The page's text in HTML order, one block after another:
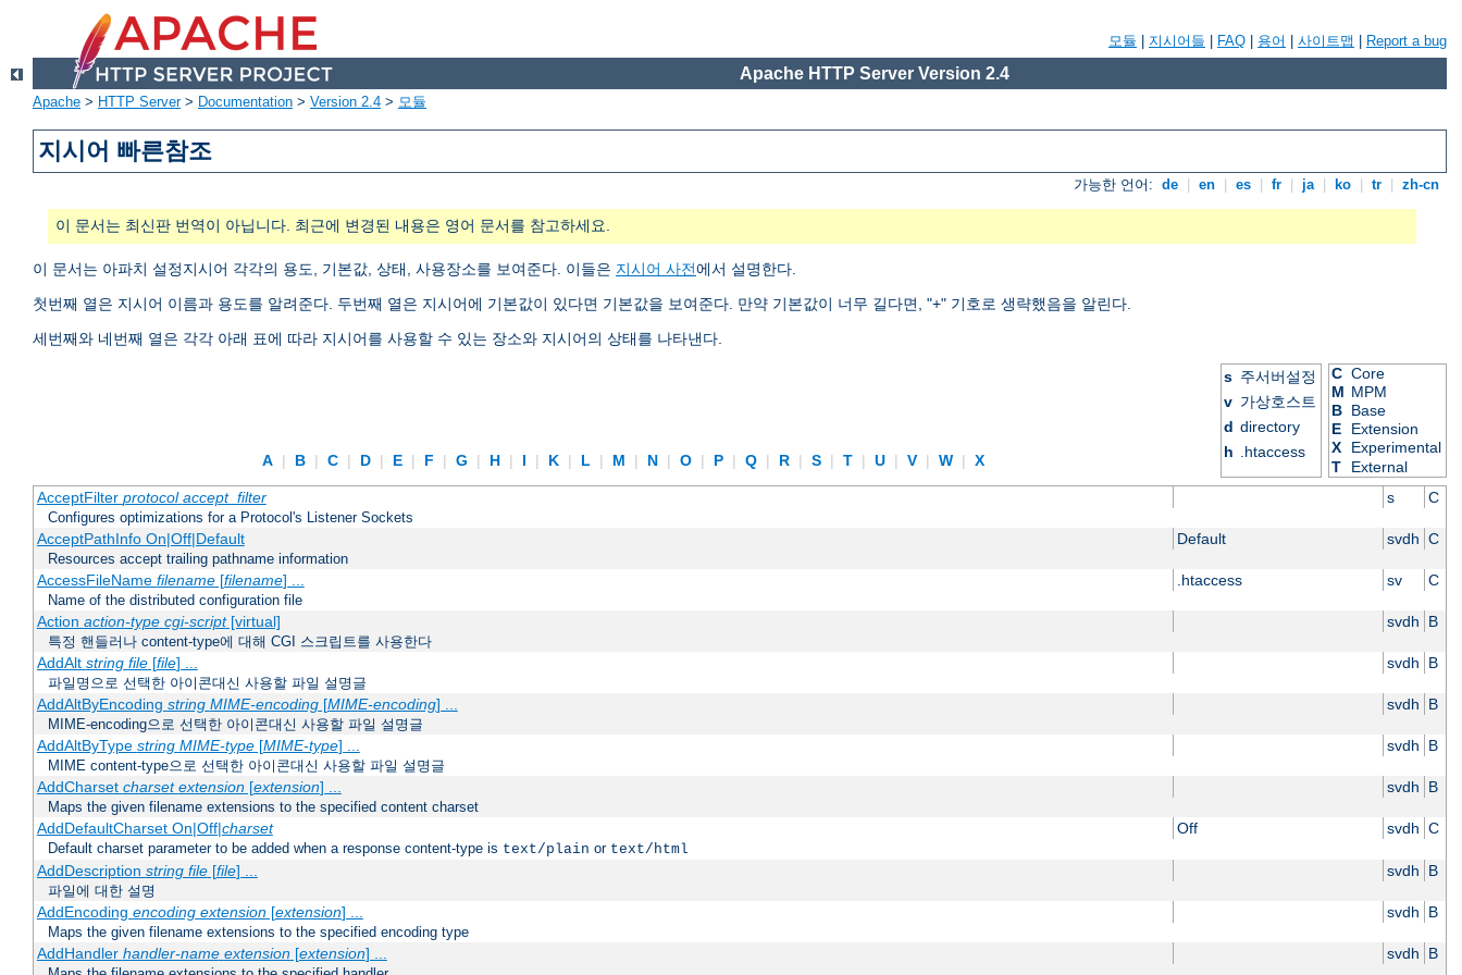
모듈 지시어들 FAQ 용어 사이트맵 Report a bug
Apache HTTP Server Version 2.4
Apache > HTTP Server> Documentation > Version 2.4 > 모듈
지시어 빠른참조
가능한 언어: de en es fr ja ko tr zh-cn
이 문서는 최신판 번역이 아닙니다. 최근에 변경된 내용은 영어 문서를 참고하세요.
이 문서는 아파치 설정지시어 각각의 용도, 기본값, 상태, 사용장소를 보여준다. 이들은 지시어 사전에서 설명한다.
첫번째 열은 지시어 이름과 용도를 알려준다. 두번째 열은 지시어에 기본값이 있다면 기본값을 보여준다. 만약 기본값이 너무 길다면, "+" 기호로 생략했음을 알린다.
세번째와 네번째 열은 각각 아래 표에 따라 지시어를 사용할 수 있는 장소와 지시어의 상태를 나타낸다.
A | B | C | D | E | F | G | H | I | K | L | M | N | O | P | Q | R | S | T | U | V | W | X
s 주서버설정
v 가상호스트
d directory
h .htaccess
C Core
M MPM
B Base
E
Extension
X
Experimental
T
External
AcceptFilter protocol accept_filter s C
Configures optimizations for a Protocol's Listener Sockets
AcceptPathInfo On|Off|Default Default svdh C
Resources accept trailing pathname information
AccessFileName filename[filename] ... .htaccess sv C
Name of the distributed configuration file
Action action-type cgi-script[virtual] svdh B
특정 핸들러나 content-type에 대해 CGI 스크립트를 사용한다
AddAlt string file[file] ... svdh B
파일명으로 선택한 아이콘대신 사용할 파일 설명글
AddAltByEncoding string MIME-encoding[MIME-encoding] ... svdh B
MIME-encoding으로 선택한 아이콘대신 사용할 파일 설명글
AddAltByType string MIME-type[MIME-type] ... svdh B
MIME content-type으로 선택한 아이콘대신 사용할 파일 설명글
AddCharset charset extension[extension] ... svdh B
Maps the given filename extensions to the specified content charset
AddDefaultCharset On|Off|charset Off svdh C
Default charset parameter to be added when a response content-type is text/plain or text/html
AddDescription string file[file] ... svdh B
파일에 대한 설명
AddEncoding encoding extension[extension] ... svdh B
Maps the given filename extensions to the specified encoding type
AddHandler handler-name extension[extension] ... svdh B